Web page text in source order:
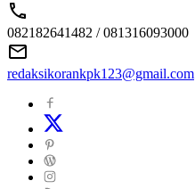
082182641482 / 081316093000
redaksikorankpk123@gmail.com